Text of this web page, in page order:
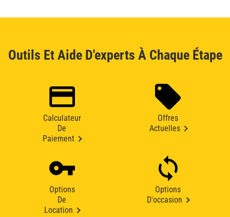
Outils Et Aide D'experts À Chaque Étape
Calculateur
De
Paiement
Offres
Actuelles
Options
De
Location
Options
D'occasion